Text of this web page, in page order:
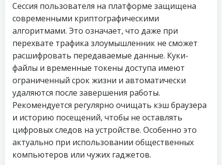
Сессия пользователя на платформе защищена
современными криптографическими
алгоритмами. Это означает, что даже при
перехвате трафика злоумышленник не сможет
расшифровать передаваемые данные. Куки-
файлы и временные токены доступа имеют
ограниченный срок жизни и автоматически
удаляются после завершения работы.
Рекомендуется регулярно очищать кэш браузера
и историю посещений, чтобы не оставлять
цифровых следов на устройстве. Особенно это
актуально при использовании общественных
компьютеров или чужих гаджетов.